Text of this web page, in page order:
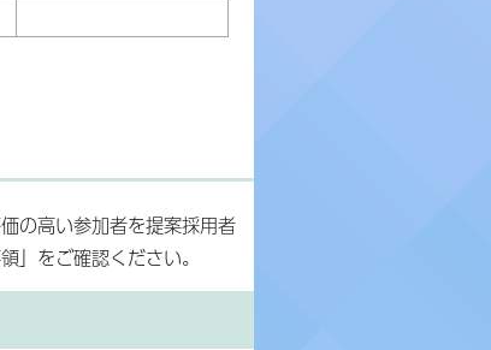
の高い参加者を提案採用者
」をご確認ください。